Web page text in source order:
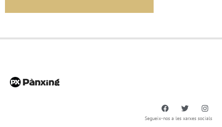
Segueix-nos a les xarxes socials